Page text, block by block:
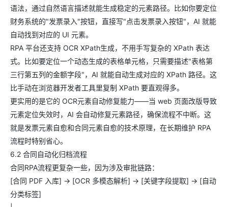
语法，通过自然语言描述就能生成稳定的元素路径。比如你要定位
财务系统的"发票录入"按钮，直接写"点击发票录入按钮"，AI 就能
自动找到对应的 UI 元素。
RPA 平台还支持 OCR XPath生成，不用手写复杂的 XPath 表达
式。比如要定位一个动态生成的表格单元格，只需要描述"表格第
三行第五列的金额字段"，AI 就能自动生成对应的 XPath 路径。这
比手动在浏览器开发者工具里复制 XPath 要直观得多。
更实用的是它的 OCR元素自动修复能力——当 web 页面改版导致
元素定位失效时，AI 会自动修复元素路径，确保流程不中断。这
就是发票元素自愈和合同元素自愈的技术原理，在长期维护 RPA
流程时特别省心。
6.2 合同自动化归档流程
合同RPA流程更复杂一些，因为涉及审批链路：
[合同 PDF 入库] -> [OCR 多模态解析] -> [关键字段提取] -> [自动
分类标签]